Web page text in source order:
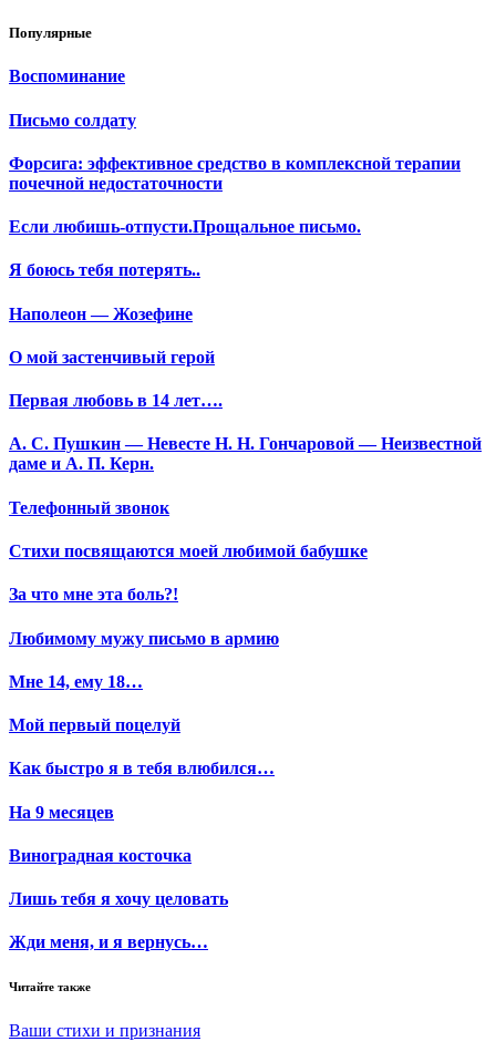
Популярные
Воспоминание
Письмо солдату
Форсига: эффективное средство в комплексной терапии
почечной недостаточности
Если любишь-отпусти.Прощальное письмо.
Я боюсь тебя потерять..
Наполеон — Жозефине
О мой застенчивый герой
Первая любовь в 14 лет….
А. С. Пушкин — Невесте Н. Н. Гончаровой — Неизвестной
даме и А. П. Керн.
Телефонный звонок
Стихи посвящаются моей любимой бабушке
За что мне эта боль?!
Любимому мужу письмо в армию
Мне 14, ему 18…
Мой первый поцелуй
Как быстро я в тебя влюбился…
На 9 месяцев
Виноградная косточка
Лишь тебя я хочу целовать
Жди меня, и я вернусь…
Читайте также
Ваши стихи и признания